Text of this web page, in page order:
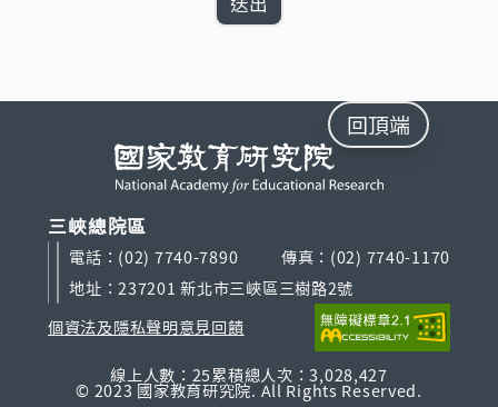
回頂端
三峽總院區
電話：(02) 7740-7890
傳真：(02) 7740-1170
地址：237201 新北市三峽區三樹路2號
個資法及隱私聲明意見回饋
線上人數：25累積總人次：3,028,427
© 2023 國家教育研究院. All Rights Reserved.